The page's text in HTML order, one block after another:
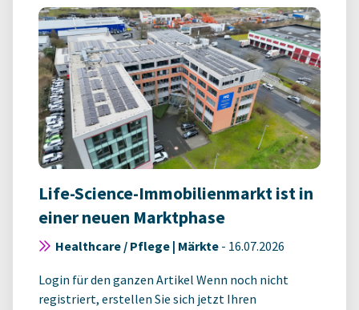
Life-Science-Immobilienmarkt ist in
einer neuen Marktphase
Healthcare / Pflege | Märkte - 16.07.2026
Login für den ganzen Artikel Wenn noch nicht
registriert, erstellen Sie sich jetzt Ihren